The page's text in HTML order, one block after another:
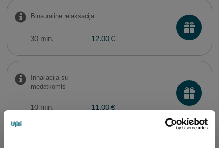
​Binauralinė relaksacija
30 min. 12.00 €
Inhaliacija su
medetkomis
10 min. 11.00 €
Haloterapija / Druskų